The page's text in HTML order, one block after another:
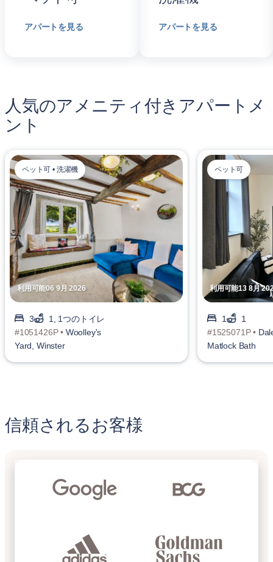
アパートを見る アパートを見る
人気のアメニティ付きアパートメ
ント
利用可能06 9月 2026
ペット可 • 洗濯機
3
1, 1つのトイレ
#1051426P • Woolley's
Yard, Winster
利用可能13 8月
ペット可
1
1
#1525071P •
Matlock Bath
信頼されるお客様